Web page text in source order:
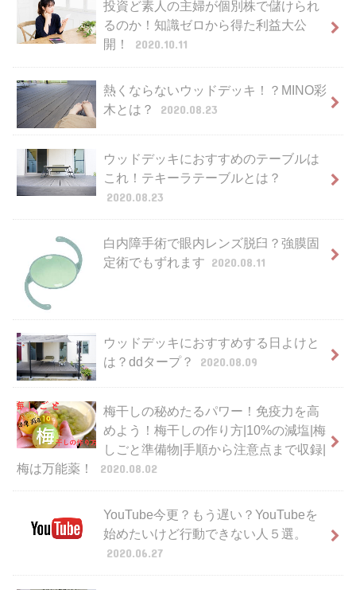
投資ど素人の主婦が個別株で儲けられ
るのか！知識ゼロから得た利益大公
開！
2020.10.11
熱くならないウッドデッキ！？MINO彩
木とは？
2020.08.23
ウッドデッキにおすすめのテーブルは
これ！テキーラテーブルとは？
2020.08.23
白内障手術で眼内レンズ脱臼？強膜固
定術でもずれます 2020.08.11
ウッドデッキにおすすめする日よけと
は？ddタープ？
2020.08.09
梅干しの秘めたるパワー！免疫力を高
めよう！梅干しの作り方|10%の減塩|梅
しごと準備物|手順から注意点まで収録|
梅は万能薬！
2020.08.02
YouTube今更？もう遅い？YouTubeを
始めたいけど行動できない人５選。
2020.06.27